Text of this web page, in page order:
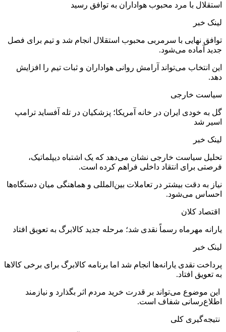
استقلال با مرد محبوب هواداران به توافق رسید
لینک خبر
توافق نهایی با سرمربی محبوب استقلال انجام شد و تیم برای فصل
جدید آماده می‌شود.
این انتخاب می‌تواند آرامش روانی هواداران و ثبات تیم را افزایش
دهد.
سیاست خارجی
گل به خودی ایران در خانه آمریکا؛ پزشکیان در تله آفساید ترامپ
اسیر شد
لینک خبر
تحلیل سیاست خارجی نشان می‌دهد که یک اشتباه دیپلماتیک،
فرصتی برای انتقاد داخلی فراهم کرده است.
نیاز به دقت بیشتر در تعاملات بین‌المللی و هماهنگی میان دستگاه‌ها
احساس می‌شود.
اقتصاد کلان
یارانه مهرماه رسماً نقدی شد؛ مرحله جدید کالابرگ به تعویق افتاد
لینک خبر
پرداخت نقدی یارانه‌ها انجام شد اما برنامه کالابرگ برای برخی کالاها
به تعویق افتاد.
این موضوع می‌تواند بر قدرت خرید مردم اثر بگذارد و نیازمند
اطلاع‌رسانی شفاف است.
نتیجه‌گیری کلی